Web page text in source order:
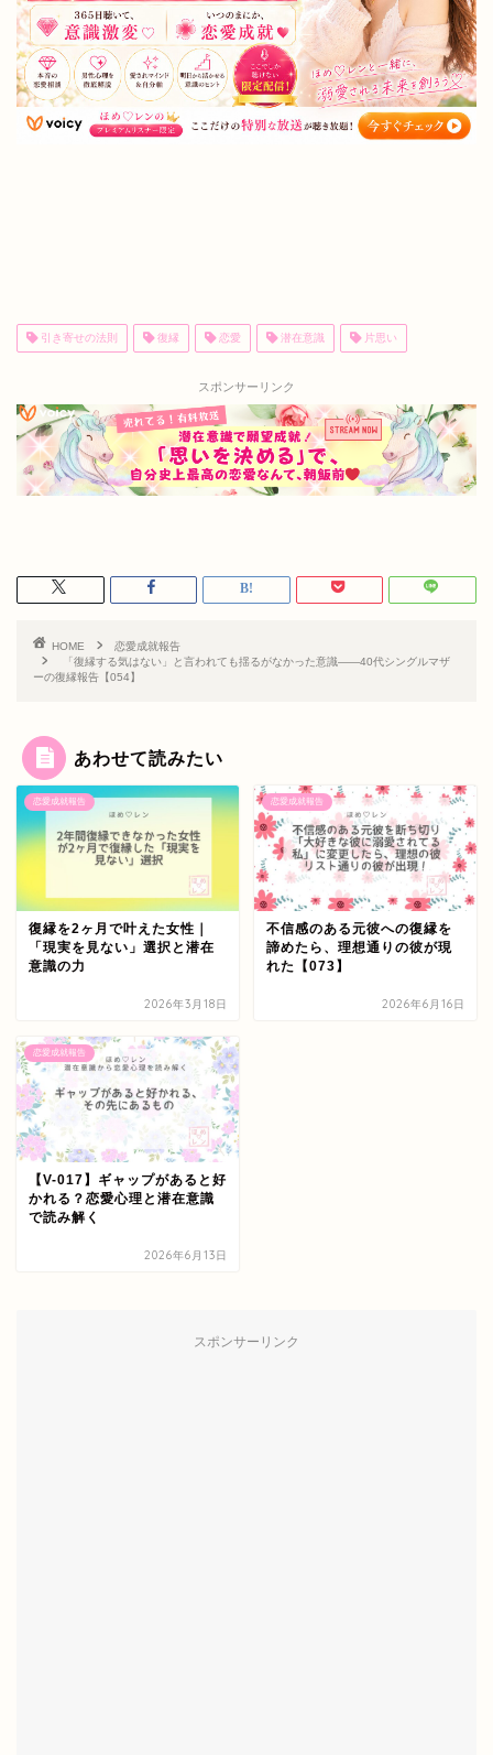
引き寄せの法則 復縁 恋愛 潜在意識 片思い
スポンサーリンク
HOME
恋愛成就報告
「復縁する気はない」と言われても揺るがなかった意識——40代シングルマザ
ーの復縁報告【054】
あわせて読みたい
恋愛成就報告
復縁を2ヶ月で叶えた女性｜
「現実を見ない」選択と潜在
意識の力
2026年3月18日
恋愛成就報告
不信感のある元彼への復縁を
諦めたら、理想通りの彼が現
れた【073】
2026年6月16日
恋愛成就報告
【V-017】ギャップがあると好
かれる？恋愛心理と潜在意識
で読み解く
2026年6月13日
スポンサーリンク